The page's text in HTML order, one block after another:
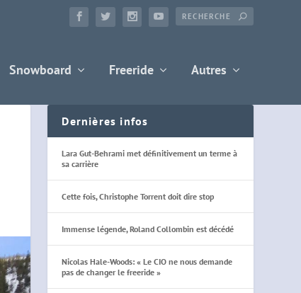
Snowboard Freeride Autres
Dernières infos
Lara Gut-Behrami met définitivement un terme à
sa carrière
Cette fois, Christophe Torrent doit dire stop
Immense légende, Roland Collombin est décédé
Nicolas Hale-Woods: « Le CIO ne nous demande
pas de changer le freeride »